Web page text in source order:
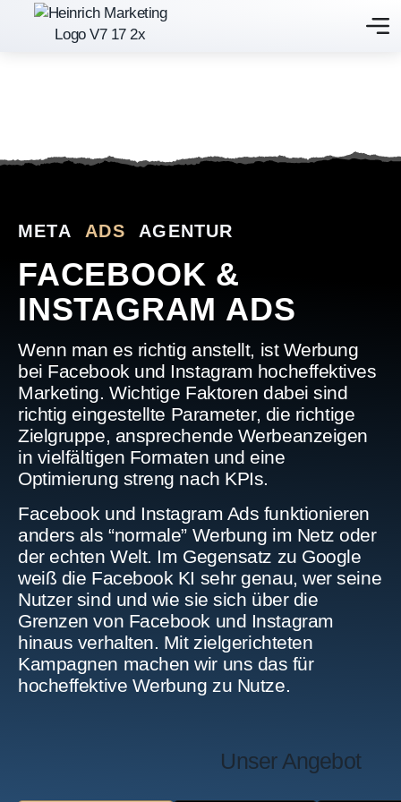
META ADS AGENTUR
FACEBOOK &
INSTAGRAM ADS
Wenn man es richtig anstellt, ist Werbung
bei Facebook und Instagram hocheffektives
Marketing. Wichtige Faktoren dabei sind
richtig eingestellte Parameter, die richtige
Zielgruppe, ansprechende Werbeanzeigen
in vielfältigen Formaten und eine
Optimierung streng nach KPIs.
Facebook und Instagram Ads funktionieren
anders als “normale” Werbung im Netz oder
der echten Welt. Im Gegensatz zu Google
weiß die Facebook KI sehr genau, wer seine
Nutzer sind und wie sie sich über die
Grenzen von Facebook und Instagram
hinaus verhalten. Mit zielgerichteten
Kampagnen machen wir uns das für
hocheffektive Werbung zu Nutze.
Unser Angebot